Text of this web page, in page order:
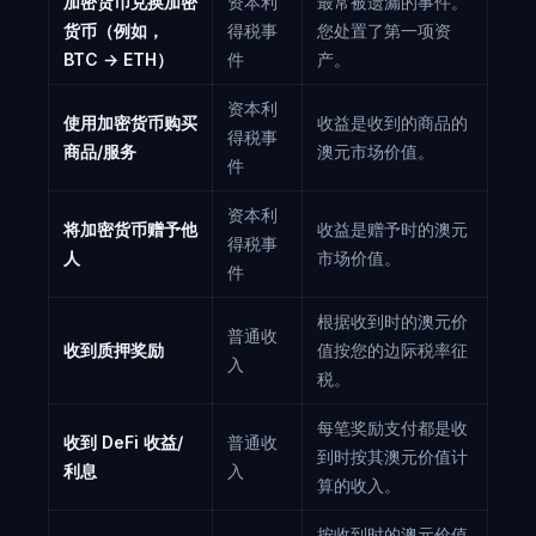
货币（例如，
BTC → ETH）
得税事
件
您处置了第一项资
产。
使用加密货币购买
商品/服务
资本利
得税事
件
收益是收到的商品的
澳元市场价值。
将加密货币赠予他
人
资本利
得税事
件
收益是赠予时的澳元
市场价值。
收到质押奖励
普通收
入
根据收到时的澳元价
值按您的边际税率征
税。
收到 DeFi 收益/
利息
普通收
入
每笔奖励支付都是收
到时按其澳元价值计
算的收入。